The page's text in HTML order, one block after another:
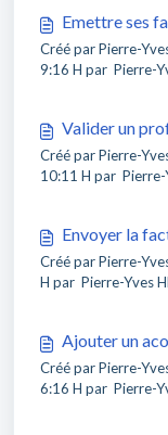
Emettre ses
Créé par Pierre-
9:16 H par Pierre-
Valider un
Créé par Pierre-
10:11 H par Pierre-
Envoyer la
Créé par Pierre-
H par Pierre-Yves
Ajouter un
Créé par Pierre-
6:16 H par Pierre-